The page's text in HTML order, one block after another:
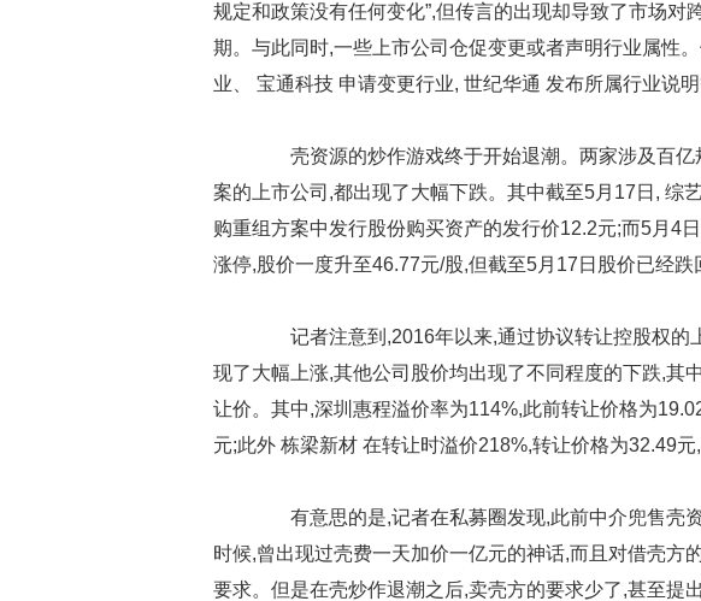
规定和政策没有任何变化”,但传言的出现却导致了市场对
期。与此同时,一些上市公司仓促变更或者声明行业属性
业、 宝通科技 申请变更行业, 世纪华通 发布所属行业说
壳资源的炒作游戏终于开始退潮。两家涉及百亿
案的上市公司,都出现了大幅下跌。其中截至5月17日, 综
购重组方案中发行股份购买资产的发行价12.2元;而5月4
涨停,股价一度升至46.77元/股,但截至5月17日股价已经跌
记者注意到,2016年以来,通过协议转让控股权的
现了大幅上涨,其他公司股价均出现了不同程度的下跌,其
让价。其中,深圳惠程溢价率为114%,此前转让价格为
元;此外 栋梁新材 在转让时溢价218%,转让价格为32.49元
有意思的是,记者在私募圈发现,此前中介兜售壳
时候,曾出现过壳费一天加价一亿元的神话,而且对借壳方
要求。但是在壳炒作退潮之后,卖壳方的要求少了,甚至提